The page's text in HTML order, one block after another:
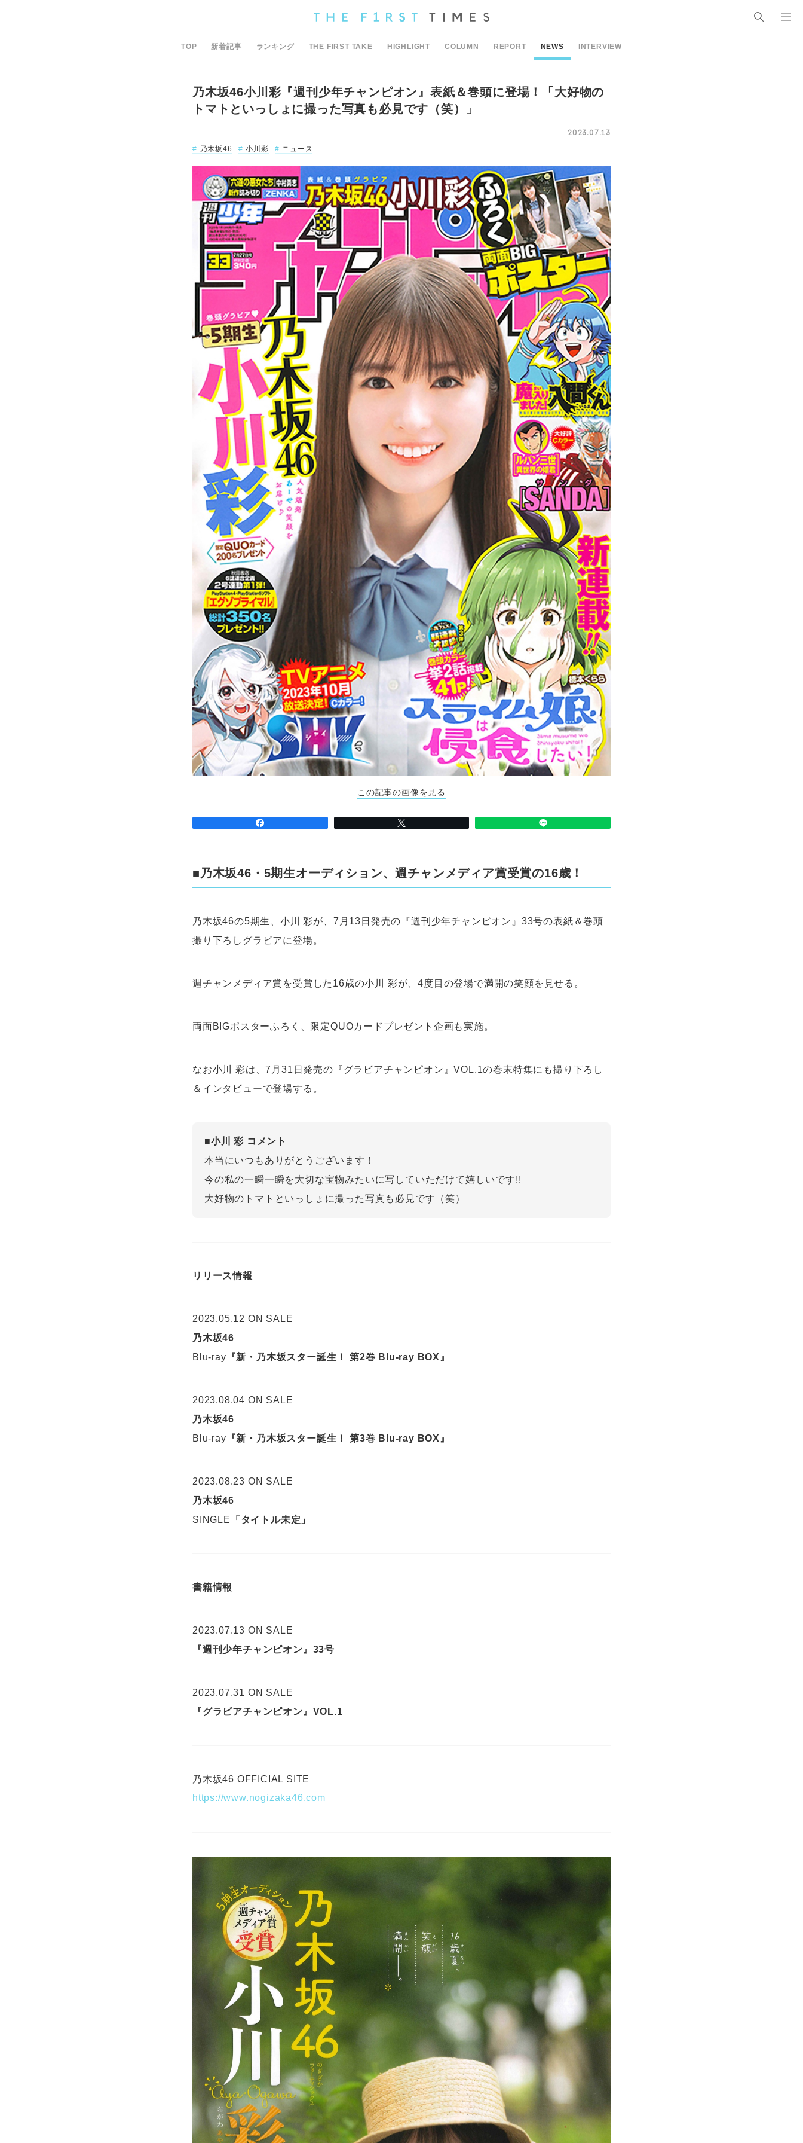
TOP 新着記事 ランキング THE FIRST TAKE HIGHLIGHT COLUMN REPORT NEWS INTERVIEW
乃木坂46小川彩『週刊少年チャンピオン』表紙＆巻頭に登場！「大好物の
トマトといっしょに撮った写真も必見です（笑）」
2023.07.13
乃木坂46
小川彩 ニュース
この記事の画像を見る
■乃木坂46・5期生オーディション、週チャンメディア賞受賞の16歳！
乃木坂46の5期生、小川 彩が、7月13日発売の『週刊少年チャンピオン』33号の表紙＆巻頭
撮り下ろしグラビアに登場。
週チャンメディア賞を受賞した16歳の小川 彩が、4度目の登場で満開の笑顔を見せる。
両面BIGポスターふろく、限定QUOカードプレゼント企画も実施。
なお小川 彩は、7月31日発売の『グラビアチャンピオン』VOL.1の巻末特集にも撮り下ろし
＆インタビューで登場する。
■小川 彩 コメント
本当にいつもありがとうございます！
今の私の一瞬一瞬を大切な宝物みたいに写していただけて嬉しいです!!
大好物のトマトといっしょに撮った写真も必見です（笑）
リリース情報
2023.05.12 ON SALE
乃木坂46
Blu-ray 『新・乃木坂スター誕生！ 第2巻 Blu-ray BOX』
2023.08.04 ON SALE
乃木坂46
Blu-ray 『新・乃木坂スター誕生！ 第3巻 Blu-ray BOX』
2023.08.23 ON SALE
乃木坂46
SINGLE
「タイトル未定」
書籍情報
2023.07.13 ON SALE
『週刊少年チャンピオン』33号
2023.07.31 ON SALE
『グラビアチャンピオン』VOL.1
乃木坂46 OFFICIAL SITE
https://www.nogizaka46.com